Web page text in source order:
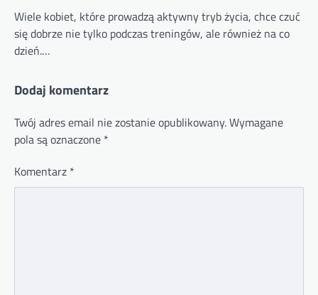
Wiele kobiet, które prowadzą aktywny tryb życia, chce czuć
się dobrze nie tylko podczas treningów, ale również na co
dzień.…
Dodaj komentarz
Twój adres email nie zostanie opublikowany.Wymagane
pola są oznaczone *
Komentarz *